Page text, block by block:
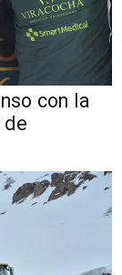
con la
de